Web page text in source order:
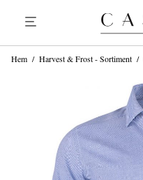
Hem / Harvest & Frost - Sortiment /